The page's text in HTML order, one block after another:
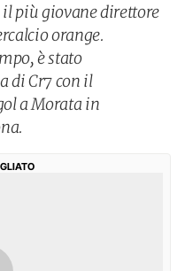
più giovane direttore
orange.
è stato
di Cr7 con il
a Morata in